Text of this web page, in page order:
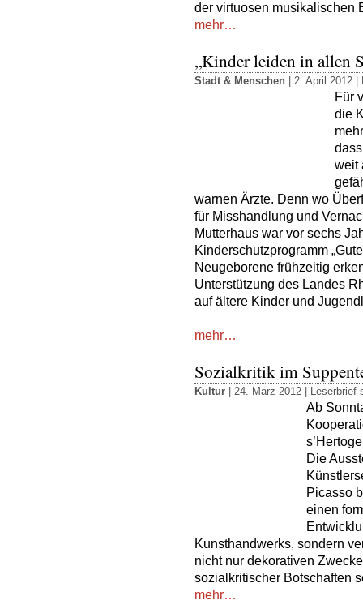
der virtuosen musikalischen
mehr…
„Kinder leiden in allen
Stadt & Menschen | 2. April 2012 |
Für
die
weit
warnen Ärzte. Denn wo
für Misshandlung und
Mutterhaus war vor sechs
Kinderschutzprogramm
Neugeborene frühzeitig
Unterstützung des Landes
auf ältere Kinder und
mehr…
Sozialkritik im
Kultur | 24. März 2012 | Leserbrief
Ab
Die
Picasso
einen
Kunsthandwerks, sondern
nicht nur dekorativen
sozialkritischer Botschaften
mehr…